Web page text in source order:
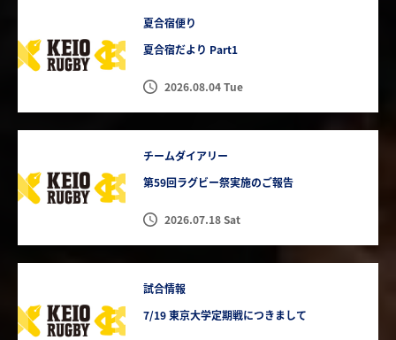
夏合宿便り
夏合宿だより Part1
2026.08.04 Tue
チームダイアリー
第59回ラグビー祭実施のご報告
2026.07.18 Sat
試合情報
7/19 東京大学定期戦につきまして